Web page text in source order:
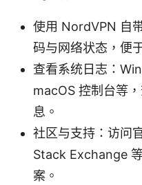
使用 NordVPN 自
码与网络状态，便
查看系统日志：
macOS 控制台等
息。
社区与支持：访问
Stack Exchange
案。